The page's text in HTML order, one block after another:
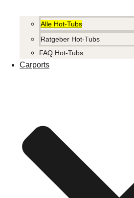
Alle Hot-Tubs
Ratgeber Hot-Tubs
FAQ Hot-Tubs
Carports